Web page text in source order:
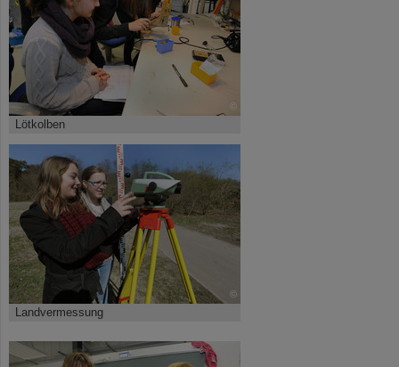
©
Lötkolben
©
Landvermessung